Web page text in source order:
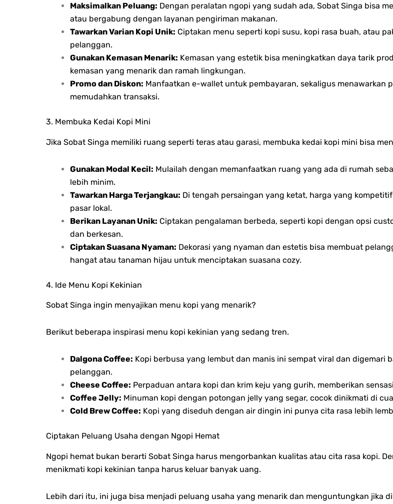
Maksimalkan Peluang: Dengan peralatan ngopi yang sudah ada, Sobat Singa bisa
atau bergabung dengan layanan pengiriman makanan.
Tawarkan Varian Kopi Unik: Ciptakan menu seperti kopi susu, kopi rasa buah, atau
pelanggan.
Gunakan Kemasan Menarik: Kemasan yang estetik bisa meningkatkan daya tarik
kemasan yang menarik dan ramah lingkungan.
Promo dan Diskon: Manfaatkan e-wallet untuk pembayaran, sekaligus menawarkan
memudahkan transaksi.
3. Membuka Kedai Kopi Mini
Jika Sobat Singa memiliki ruang seperti teras atau garasi, membuka kedai kopi mini bisa
Gunakan Modal Kecil: Mulailah dengan memanfaatkan ruang yang ada di rumah
lebih minim.
Tawarkan Harga Terjangkau: Di tengah persaingan yang ketat, harga yang
pasar lokal.
Berikan Layanan Unik: Ciptakan pengalaman berbeda, seperti kopi dengan opsi
dan berkesan.
Ciptakan Suasana Nyaman: Dekorasi yang nyaman dan estetis bisa membuat
hangat atau tanaman hijau untuk menciptakan suasana cozy.
4. Ide Menu Kopi Kekinian
Sobat Singa ingin menyajikan menu kopi yang menarik?
Berikut beberapa inspirasi menu kopi kekinian yang sedang tren.
Dalgona Coffee: Kopi berbusa yang lembut dan manis ini sempat viral dan digemari
pelanggan.
Cheese Coffee: Perpaduan antara kopi dan krim keju yang gurih, memberikan
Coffee Jelly: Minuman kopi dengan potongan jelly yang segar, cocok dinikmati di
Cold Brew Coffee: Kopi yang diseduh dengan air dingin ini punya cita rasa lebih
Ciptakan Peluang Usaha dengan Ngopi Hemat
Ngopi hemat bukan berarti Sobat Singa harus mengorbankan kualitas atau cita rasa kopi.
menikmati kopi kekinian tanpa harus keluar banyak uang.
Lebih dari itu, ini juga bisa menjadi peluang usaha yang menarik dan menguntungkan jika